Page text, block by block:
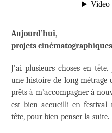
Aujourd’hui,
projets
J’ai plusieurs choses en
une histoire de long métrage
prêts à m’accompagner à
est bien accueilli en festival
tête, pour bien penser la suite.